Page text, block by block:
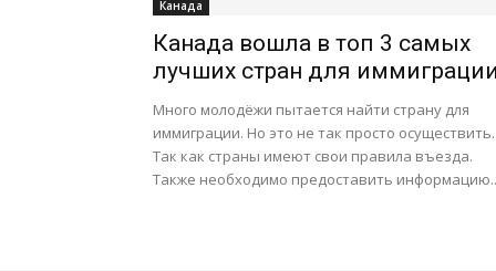
Канада
Канада вошла в топ 3 самых
лучших стран для иммиграции
Много молодёжи пытается найти страну для
иммиграции. Но это не так просто осуществить.
Так как страны имеют свои правила въезда.
Также необходимо предоставить